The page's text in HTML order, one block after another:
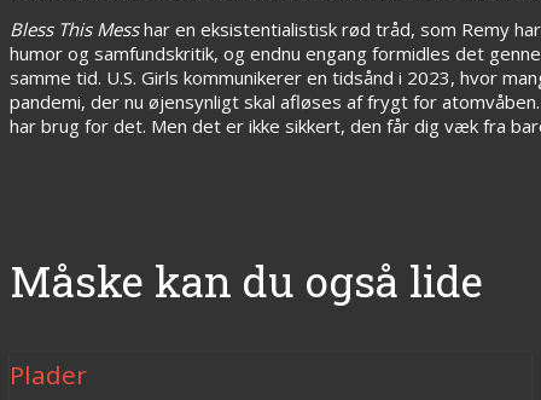
Bless This Messhar en eksistentialistisk rød tråd, som Remy
humor og samfundskritik, og endnu engang formidles det
samme tid. U.S. Girls kommunikerer en tidsånd i 2023, hvor
pandemi, der nu øjensynligt skal afløses af frygt for
har brug for det. Men det er ikke sikkert, den får dig væk fra
Måske kan du også lide
Plader